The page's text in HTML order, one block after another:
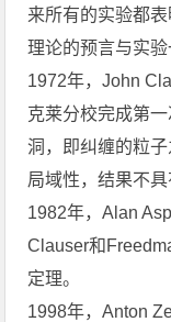
来所有的实验都
理论的预言与实验
1972年，John
克莱分校完成第
洞，即纠缠的粒
局域性，结果不具
1982年，Alan
Clauser和
定理。
1998年，Anton